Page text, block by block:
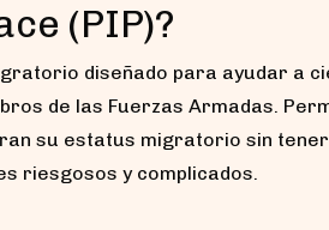
(PIP)?
diseñado para ayudar a
de las Fuerzas Armadas.
su estatus migratorio sin
riesgosos y complicados.